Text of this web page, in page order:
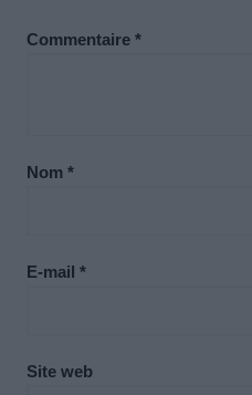
Commentaire *
Nom *
E-mail *
Site web